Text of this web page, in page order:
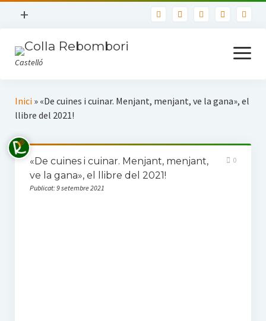
open
+
Nosaltres
Contacte
Política de privadesa
Castelló
open
menu
Inici
TOTS ELS LLIBRES
Biblioteca Bàsica de Castelló
Inici» «De cuines i cuinar. Menjant, menjant, ve la gana», el
llibre del 2021!
«De cuines i cuinar. Menjant, menjant,
ve la gana», el llibre del 2021!
Publicat: 9 setembre 2021
0